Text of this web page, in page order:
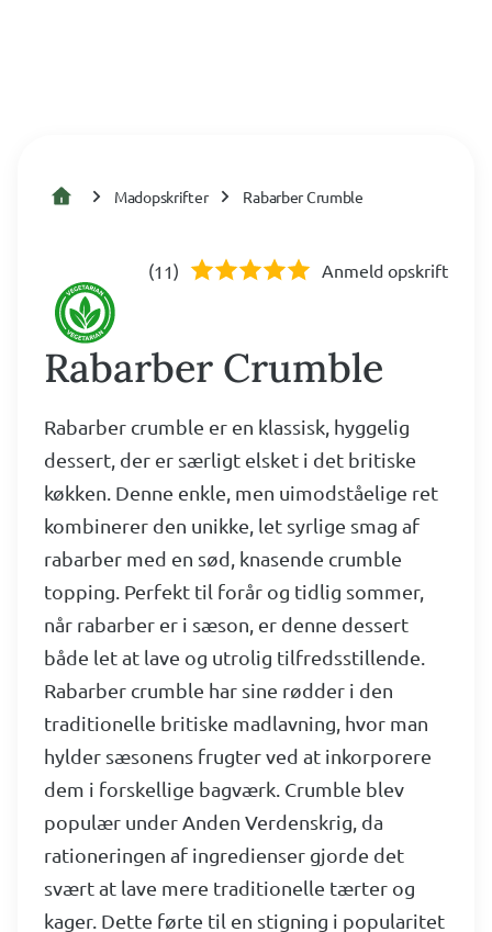
Madopskrifter Rabarber Crumble
(11) Anmeld opskrift
Rabarber Crumble
Rabarber crumble er en klassisk, hyggelig
dessert, der er særligt elsket i det britiske
køkken. Denne enkle, men uimodståelige ret
kombinerer den unikke, let syrlige smag af
rabarber med en sød, knasende crumble
topping. Perfekt til forår og tidlig sommer,
når rabarber er i sæson, er denne dessert
både let at lave og utrolig tilfredsstillende.
Rabarber crumble har sine rødder i den
traditionelle britiske madlavning, hvor man
hylder sæsonens frugter ved at inkorporere
dem i forskellige bagværk. Crumble blev
populær under Anden Verdenskrig, da
rationeringen af ingredienser gjorde det
svært at lave mere traditionelle tærter og
kager. Dette førte til en stigning i popularitet